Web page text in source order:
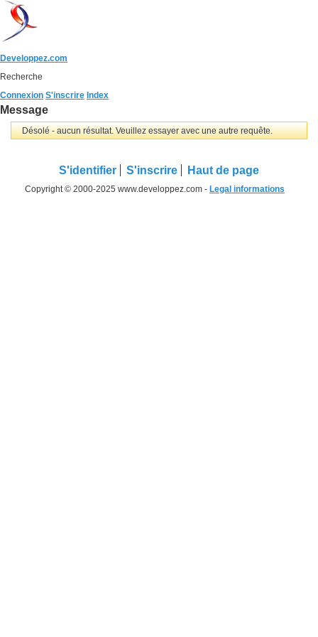
Developpez.com
Recherche
Connexion S'inscrire Index
Message
Désolé - aucun résultat. Veuillez essayer avec une autre requête.
S'identifier S'inscrire Haut de page
Copyright © 2000-2025 www.developpez.com - Legal informations